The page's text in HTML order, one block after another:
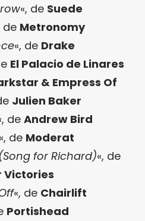
«, de Suede
de Metronomy
«, de Drake
El Palacio de Linares
& Empress Of
Julien Baker
de Andrew Bird
«, de Moderat
for Richard)«, de
Victories
«, de Chairlift
Portishead